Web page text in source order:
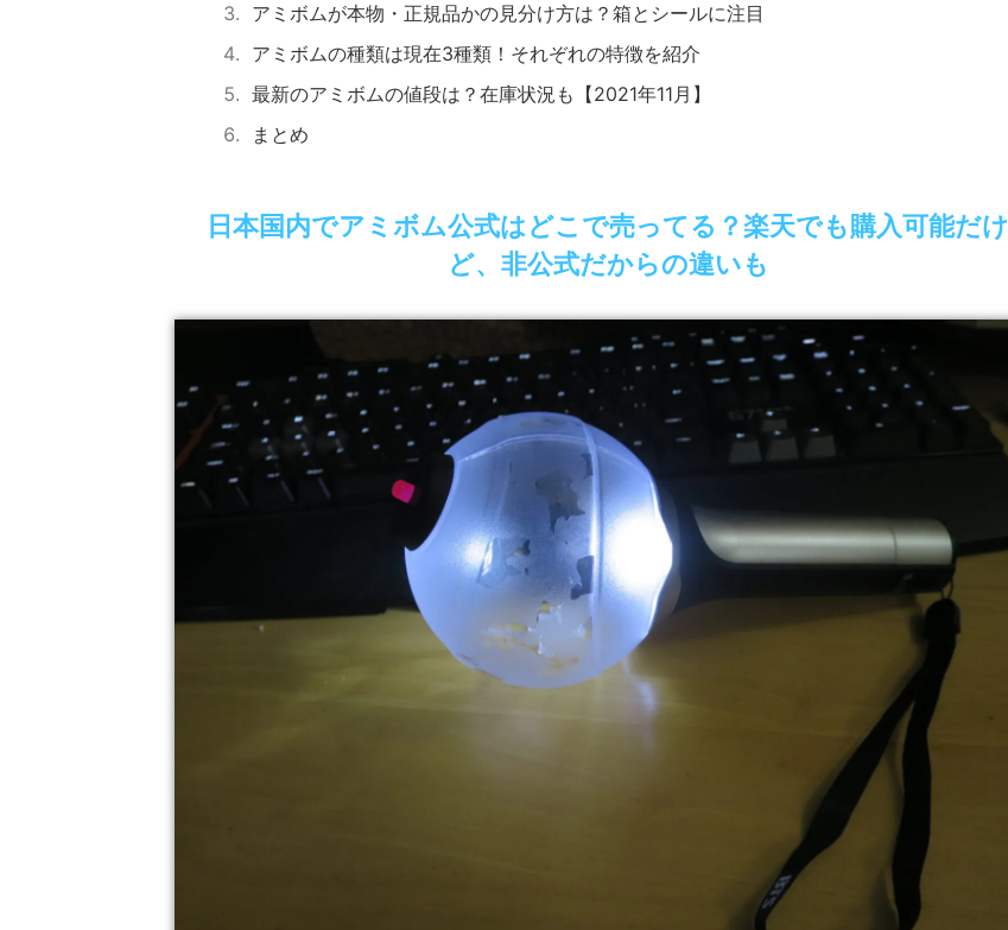
アミボムが本物・正規品かの見分け方は？箱とシールに注目
アミボムの種類は現在3種類！それぞれの特徴を紹介
最新のアミボムの値段は？在庫状況も【2021年11月】
まとめ
日本国内でアミボム公式はどこで売ってる？楽天でも購入可能だけ
ど、非公式だからの違いも